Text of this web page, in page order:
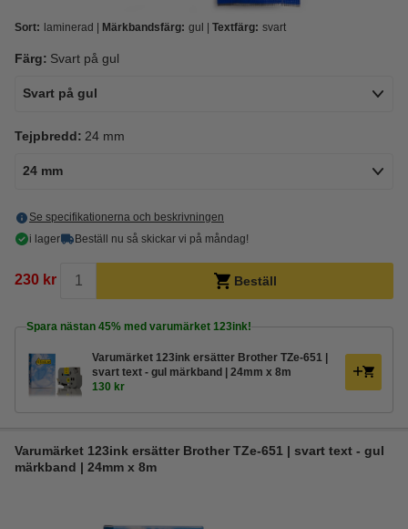
Sort: laminerad Märkbandsfärg: gul Textfärg: svart
Färg: Svart på gul
Svart på gul
Tejpbredd: 24 mm
24 mm
Se specifikationerna och beskrivningen
i lager
Beställ nu så skickar vi på måndag!
230 kr Beställ
Spara nästan 45% med varumärket 123ink!
Varumärket 123ink ersätter Brother TZe-651 |
svart text - gul märkband | 24mm x 8m
130 kr
Varumärket 123ink ersätter Brother TZe-651 | svart text - gul
märkband | 24mm x 8m